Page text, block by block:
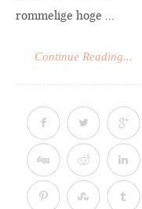
rommelige hoge ...
Continue Reading...